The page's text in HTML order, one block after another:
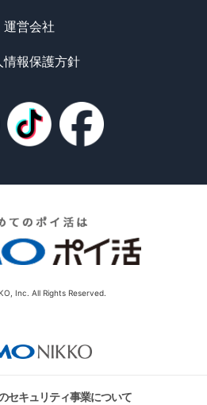
運営会社
情報保護方針
Inc. All Rights Reserved.
セキュリティ事業について